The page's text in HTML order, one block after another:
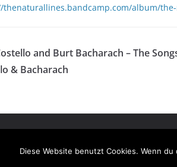
thenaturallines.bandcamp.com/album/
and Burt Bacharach – The
& Bacharach
ColorMagvon ThemeGrill. Präsentiert von
Diese Website benutzt Cookies. Wenn